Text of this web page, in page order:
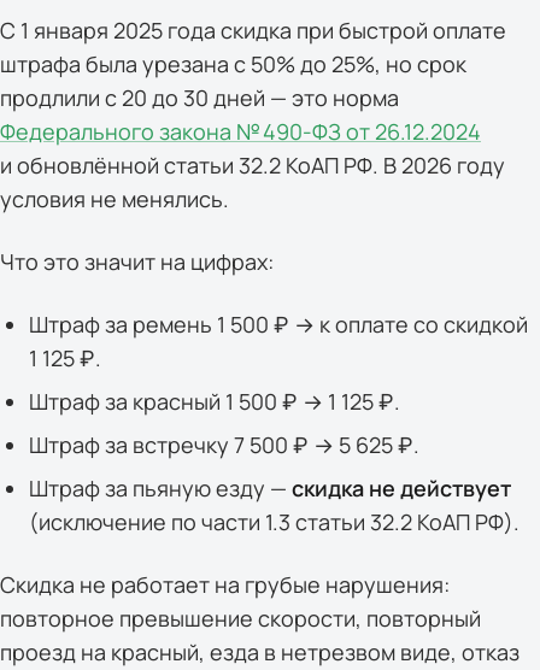
С 1 января 2025 года скидка при быстрой оплате
штрафа была урезана с 50% до 25%, но срок
продлили с 20 до 30 дней — это норма
Федерального закона № 490-ФЗ от 26.12.2024
и обновлённой статьи 32.2 КоАП РФ. В 2026 году
условия не менялись.
Что это значит на цифрах:
Штраф за ремень 1 500 ₽ → к оплате со скидкой
1 125 ₽.
Штраф за красный 1 500 ₽ → 1 125 ₽.
Штраф за встречку 7 500 ₽ → 5 625 ₽.
Штраф за пьяную езду — скидка не действует
(исключение по части 1.3 статьи 32.2 КоАП РФ).
Скидка не работает на грубые нарушения:
повторное превышение скорости, повторный
проезд на красный, езда в нетрезвом виде, отказ